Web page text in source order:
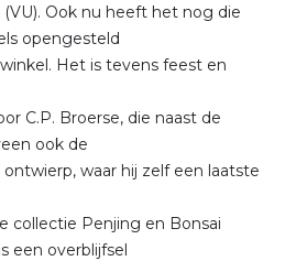
Ook nu heeft het nog die
opengesteld
Het is tevens feest en
C.P. Broerse, die naast de
ook de
waar hij zelf een laatste
collectie Penjing en Bonsai
een overblijfsel